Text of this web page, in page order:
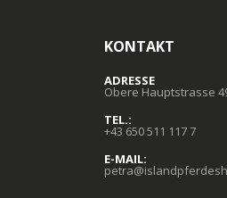
KONTAKT
ADRESSE
Obere Hauptstrasse
TEL.:
+43 650 511 117 7
E-MAIL: